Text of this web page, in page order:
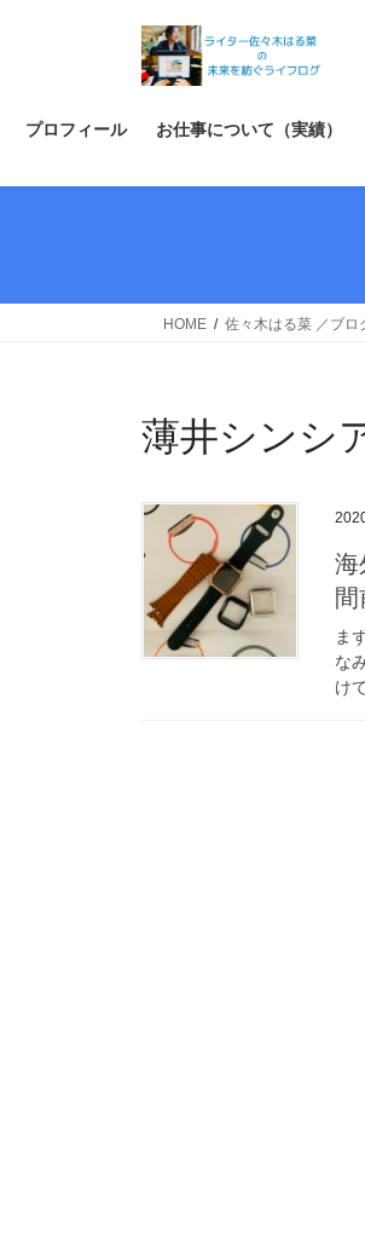
ス
ン
プロフィール お仕事について（実績）
HOME 佐々木はる菜 ／ブロ
薄井シンシ
海
間
ま
な
け